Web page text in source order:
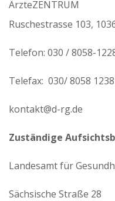
ÄrzteZENTRUM
Ruschestrasse 103,
Telefon: 030 / 8058-
Telefax: 030/ 8058 1238
kontakt@d-rg.de
Zuständige
Landesamt für
Sächsische Straße 28